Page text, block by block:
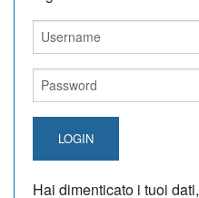
LOGIN
Hai dimenticato i tuoi dati,